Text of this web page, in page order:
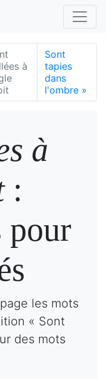
à
Sont
tapies
dans
l'ombre »
à
:
pour
les mots
« Sont
des mots